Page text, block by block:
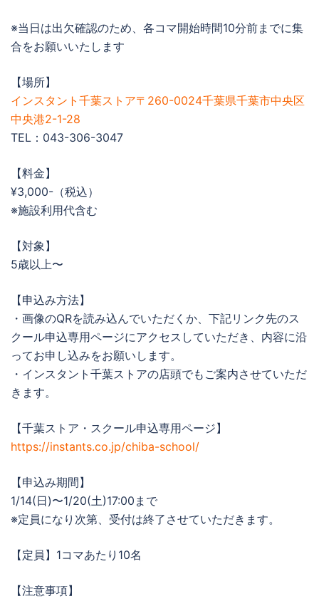
※当日は出欠確認のため、各コマ開始時間10分前までに集
合をお願いいたします
【場所】
インスタント千葉ストア〒260-0024千葉県千葉市中央区
中央港2-1-28
TEL：043-306-3047
【料金】
¥3,000-（税込）
※施設利用代含む
【対象】
5歳以上〜
【申込み方法】
・画像のQRを読み込んでいただくか、下記リンク先のス
クール申込専用ページにアクセスしていただき、内容に沿
ってお申し込みをお願いします。
・インスタント千葉ストアの店頭でもご案内させていただ
きます。
【千葉ストア・スクール申込専用ページ】
https://instants.co.jp/chiba-school/
【申込み期間】
1/14(日)〜1/20(土)17:00まで
※定員になり次第、受付は終了させていただきます。
【定員】1コマあたり10名
【注意事項】